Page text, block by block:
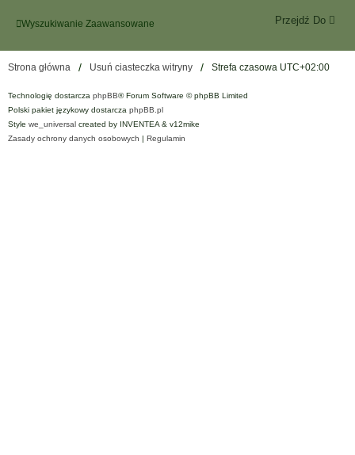
Wyszukiwanie Zaawansowane Przejdź Do
Strona główna Usuń ciasteczka witryny Strefa czasowa UTC+02:00
Technologię dostarcza phpBB® Forum Software © phpBB Limited
Polski pakiet językowy dostarcza phpBB.pl
Style we_universal created by INVENTEA & v12mike
Zasady ochrony danych osobowych | Regulamin